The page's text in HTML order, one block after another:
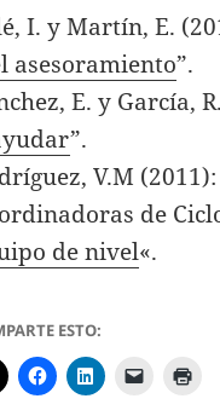
I. y Martín, E.
asesoramiento”.
E. y García,
”.
V.M (2011):
de
de nivel«.
ESTO: